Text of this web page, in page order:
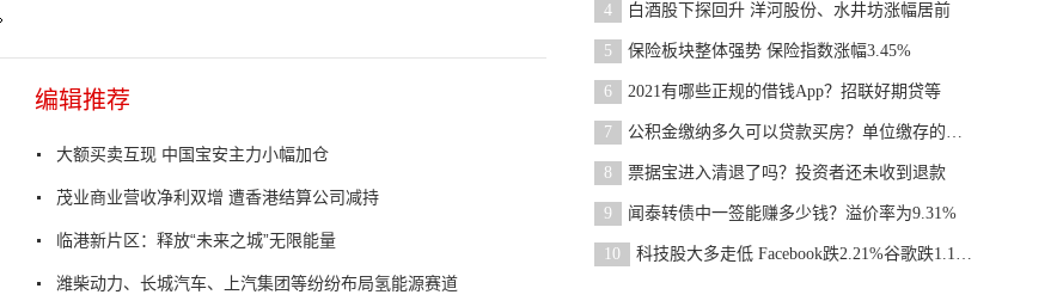
编辑推荐
大额买卖互现 中国宝安主力小幅加仓
茂业商业营收净利双增 遭香港结算公司减持
临港新片区：释放“未来之城”无限能量
潍柴动力、长城汽车、上汽集团等纷纷布局氢能源赛道
4 白酒股下探回升 洋河股份、水井坊涨幅居前
5 保险板块整体强势 保险指数涨幅3.45%
6 2021有哪些正规的借钱App？招联好期贷等
7 公积金缴纳多久可以贷款买房？单位缴存的话6个月后
8 票据宝进入清退了吗？投资者还未收到退款
9 闻泰转债中一签能赚多少钱？溢价率为9.31%
10 科技股大多走低 Facebook跌2.21%谷歌跌1.16%